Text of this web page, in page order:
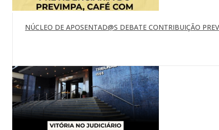
NÚCLEO DE APOSENTAD@S DEBATE CONTRIBUIÇÃO